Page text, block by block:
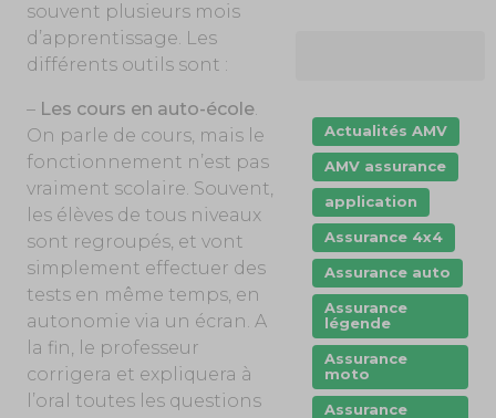
souvent plusieurs mois
d’apprentissage. Les
différents outils sont :
– Les cours en auto-école.
On parle de cours, mais le
fonctionnement n’est pas
vraiment scolaire. Souvent,
les élèves de tous niveaux
sont regroupés, et vont
simplement effectuer des
tests en même temps, en
autonomie via un écran. A
la fin, le professeur
corrigera et expliquera à
l’oral toutes les questions
Actualités AMV
AMV assurance
application
Assurance 4x4
Assurance auto
Assurance
légende
Assurance
moto
Assurance